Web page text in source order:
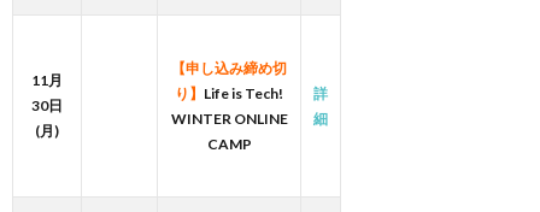
11月
30日
(月)
【申し込み締め切
り】 Life is Tech!
WINTER ONLINE
CAMP
詳
細